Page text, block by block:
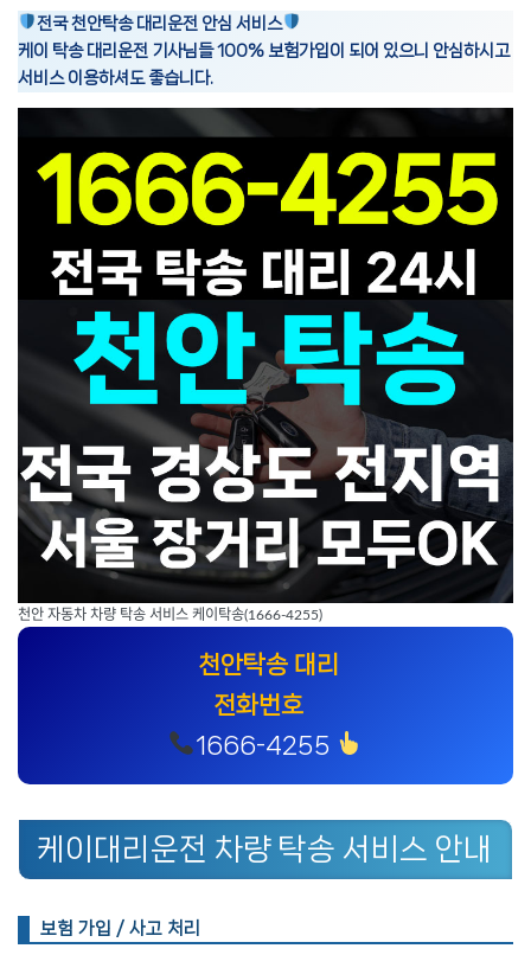
전국 천안탁송 대리운전 안심 서비스
케이 탁송 대리운전 기사님들 100% 보험가입이 되어 있으니 안심하시고
서비스 이용하셔도 좋습니다.
천안 자동차 차량 탁송 서비스 케이탁송(1666-4255)
천안탁송 대리
전화번호
1666-4255
케이대리운전 차량 탁송 서비스 안내
보험 가입 / 사고 처리